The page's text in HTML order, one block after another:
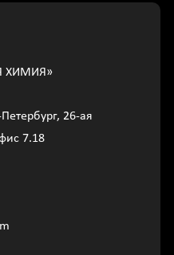
ХИМИЯ»
26-ая
7.18